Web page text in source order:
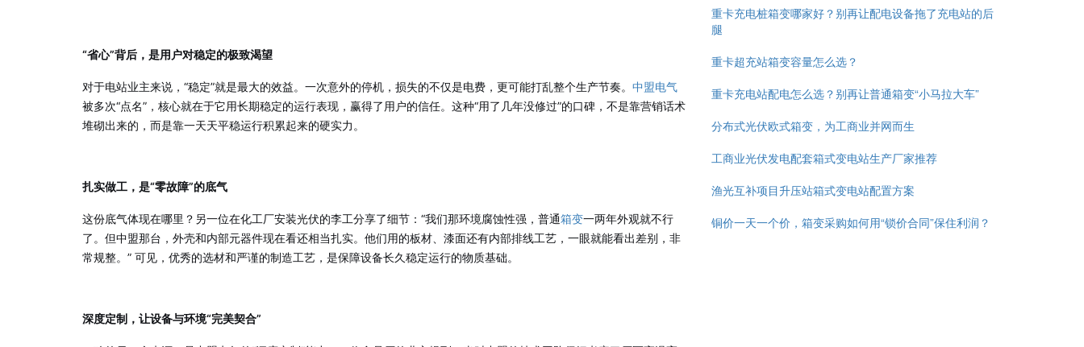
“省心”背后，是用户对稳定的极致渴望
对于电站业主来说，“稳定”就是最大的效益。一次意外的停机，损失的不仅是电费，更可能打乱整个生产节奏。 中盟电气
被多次“点名”，核心就在于它用长期稳定的运行表现，赢得了用户的信任。这种“用了几年没修过”的口碑，不是靠营销话术
堆砌出来的，而是靠一天天平稳运行积累起来的硬实力。
扎实做工，是“零故障”的底气
这份底气体现在哪里？另一位在化工厂安装光伏的李工分享了细节：“我们那环境腐蚀性强，普通箱变一两年外观就不行
了。但中盟那台，外壳和内部元器件现在看还相当扎实。他们用的板材、漆面还有内部排线工艺，一眼就能看出差别，非
常规整。” 可见，优秀的选材和严谨的制造工艺，是保障设备长久稳定运行的物质基础。
深度定制，让设备与环境“完美契合”
重卡充电桩箱变哪家好？别再让配电设备拖了充电站的后
腿
重卡超充站箱变容量怎么选？
重卡充电站配电怎么选？别再让普通箱变“小马拉大车”
分布式光伏欧式箱变，为工商业并网而生
工商业光伏发电配套箱式变电站生产厂家推荐
渔光互补项目升压站箱式变电站配置方案
铜价一天一个价，箱变采购如何用“锁价合同”保住利润？